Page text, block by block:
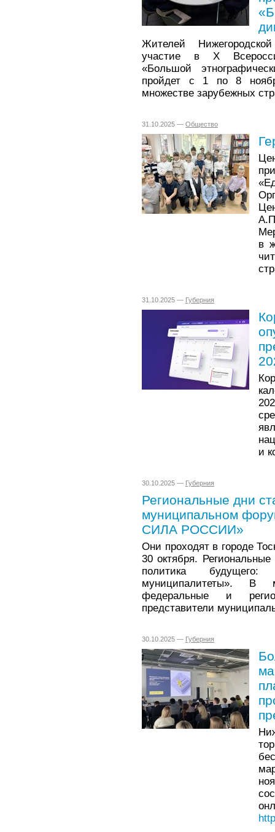
Жителей
участие в X
«Большой
пройдет с 1 по 8
множестве зарубежных
31.10.2025 — Общество
в
31.10.2025 — Губерния
и
30.10.2025 — Губерния
Региональные дни
муниципальном
СИЛА РОССИИ»
Они проходят в городе
30 октября.
политика
муниципалитеты». В
федеральные и
представители
30.10.2025 — Губерния